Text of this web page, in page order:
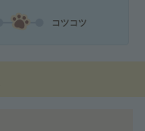
コツコツ